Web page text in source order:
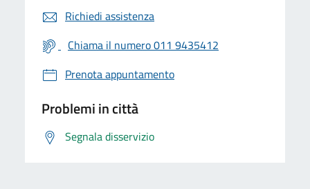
Richiedi assistenza
Chiama il numero 011 9435412
Prenota appuntamento
Problemi in città
Segnala disservizio